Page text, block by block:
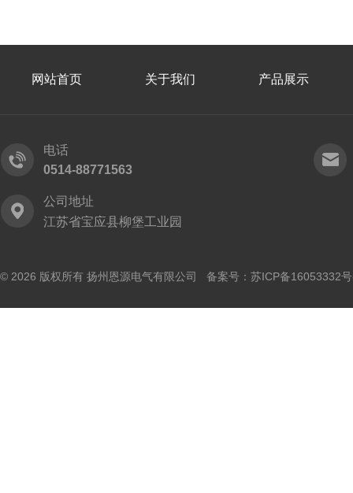
网站首页 关于我们 产品展示
电话
0514-88771563
公司地址
江苏省宝应县柳堡工业园
© 2026 版权所有 扬州恩源电气有限公司 备案号： 苏ICP备16053332